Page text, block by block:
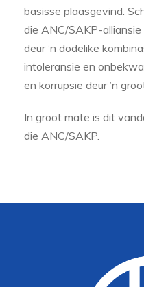
basisse plaasgevind.
die ANC/SAKP-
deur ’n dodelike
intoleransie en
en korrupsie deur ’n
In groot mate is dit
die ANC/SAKP.